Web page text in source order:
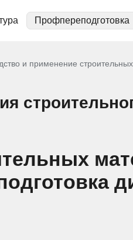
Профпереподготовка
и применение